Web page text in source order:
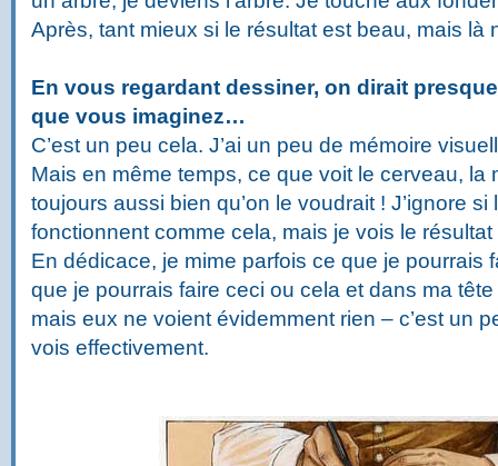
Après, tant mieux si le résultat est beau, mais là
En vous regardant dessiner, on dirait
que vous imaginez…
C’est un peu cela. J’ai un peu de mémoire
Mais en même temps, ce que voit le cerveau, la
toujours aussi bien qu’on le voudrait ! J’ignore
fonctionnent comme cela, mais je vois le
En dédicace, je mime parfois ce que je pourrais
que je pourrais faire ceci ou cela et dans ma tête
mais eux ne voient évidemment rien – c’est un
vois effectivement.